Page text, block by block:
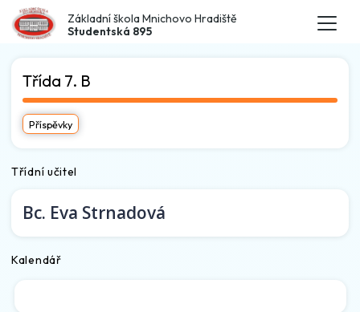
Základní škola Mnichovo Hradiště
Studentská 895
Třída 7. B
Příspěvky
Třídní učitel
Bc. Eva Strnadová
Kalendář